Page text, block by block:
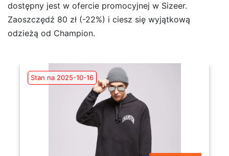
dostępny jest w ofercie promocyjnej w Sizeer.
Zaoszczędź 80 zł (-22%) i ciesz się wyjątkową
odzieżą od Champion.
Stan na 2025-10-16